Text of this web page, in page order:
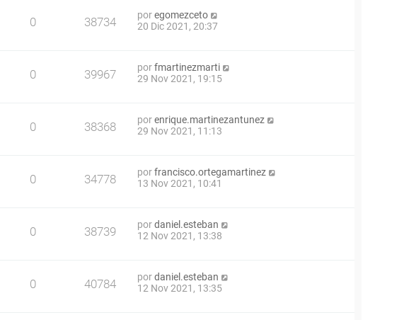
0 38734 poregomezceto
20 Dic 2021, 20:37
0 39967 porfmartinezmarti
29 Nov 2021, 19:15
0 38368 porenrique.martinezantunez
29 Nov 2021, 11:13
0 34778 porfrancisco.ortegamartinez
13 Nov 2021, 10:41
0 38739 pordaniel.esteban
12 Nov 2021, 13:38
0 40784 pordaniel.esteban
12 Nov 2021, 13:35